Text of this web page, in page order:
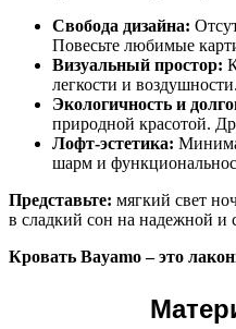
Свобода дизайна:
Повесьте любимые
Визуальный простор:
легкости и воздушности.
Экологичность и
природной красотой.
Лофт-эстетика:
шарм и
Представьте: мягкий свет
в сладкий сон на надежной и
Кровать Bayamo – это